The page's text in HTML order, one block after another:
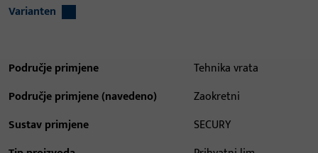
Varianten
Područje primjene
Tehnika vrata
Područje primjene (navedeno)
Zaokretni
Sustav primjene
SECURY